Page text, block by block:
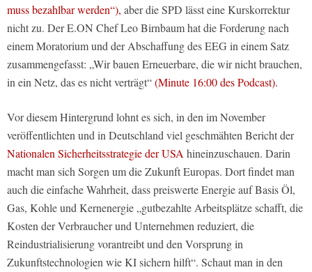
muss bezahlbar werden“), aber die SPD lässt eine Kurskorrektur
nicht zu. Der E.ON Chef Leo Birnbaum hat die Forderung nach
einem Moratorium und der Abschaffung des EEG in einem Satz
zusammengefasst: „Wir bauen Erneuerbare, die wir nicht brauchen,
in ein Netz, das es nicht verträgt“(Minute 16:00 des Podcast).
Vor diesem Hintergrund lohnt es sich, in den im November
veröffentlichten und in Deutschland viel geschmähten Bericht der
Nationalen Sicherheitsstrategie der USAhineinzuschauen. Darin
macht man sich Sorgen um die Zukunft Europas. Dort findet man
auch die einfache Wahrheit, dass preiswerte Energie auf Basis Öl,
Gas, Kohle und Kernenergie „gutbezahlte Arbeitsplätze schafft, die
Kosten der Verbraucher und Unternehmen reduziert, die
Reindustrialisierung vorantreibt und den Vorsprung in
Zukunftstechnologien wie KI sichern hilft“. Schaut man in den